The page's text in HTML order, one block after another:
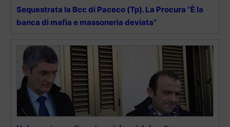
Sequestrata la Bcc di Paceco (Tp). La Procura “È la
banca di mafia e massoneria deviata”